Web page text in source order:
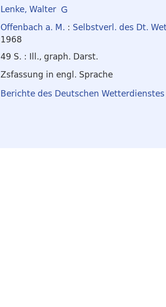
Lenke, Walter
Offenbach a. M. : Selbstverl. des Dt.
1968
49 S. : Ill., graph. Darst.
Zsfassung in engl. Sprache
Berichte des Deutschen